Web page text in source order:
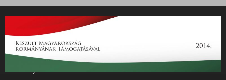
„Az Új Ember katolikus hetilap 2014. évi működésének